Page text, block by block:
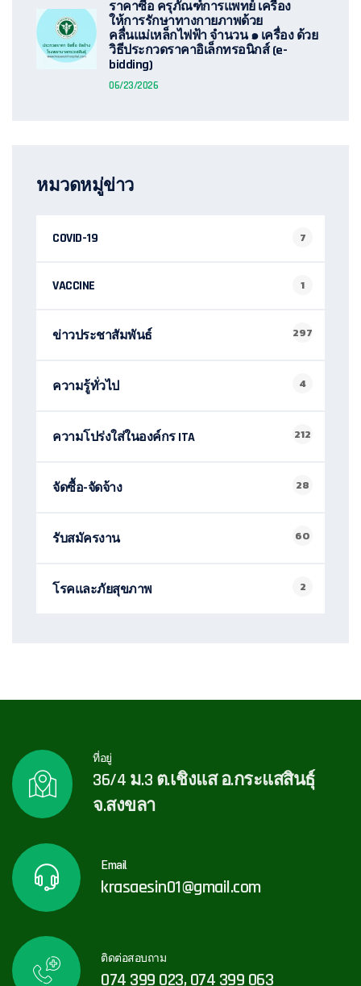
ราคาซื้อ ครุภัณฑ์การแพทย์ เครื่อง
ให้การรักษาทางกายภาพด้วย
คลื่นแม่เหล็กไฟฟ้า จำนวน ๑ เครื่อง ด้วย
วิธีประกวดราคาอิเล็กทรอนิกส์ (e-
bidding)
06/23/2026
หมวดหมู่ข่าว
COVID-19 7
VACCINE 1
ข่าวประชาสัมพันธ์ 297
ความรู้ทั่วไป 4
ความโปร่งใส่ในองค์กร ITA 212
จัดซื้อ-จัดจ้าง 28
รับสมัครงาน 60
โรคและภัยสุขภาพ 2
ที่อยู่
36/4 ม.3 ต.เชิงแส อ.กระแสสินธุ์
จ.สงขลา
Email
krasaesin01@gmail.com
ติดต่อสอบถาม
074 399 023, 074 399 063